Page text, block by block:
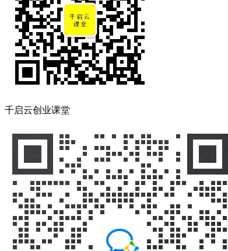
千启云创业课堂